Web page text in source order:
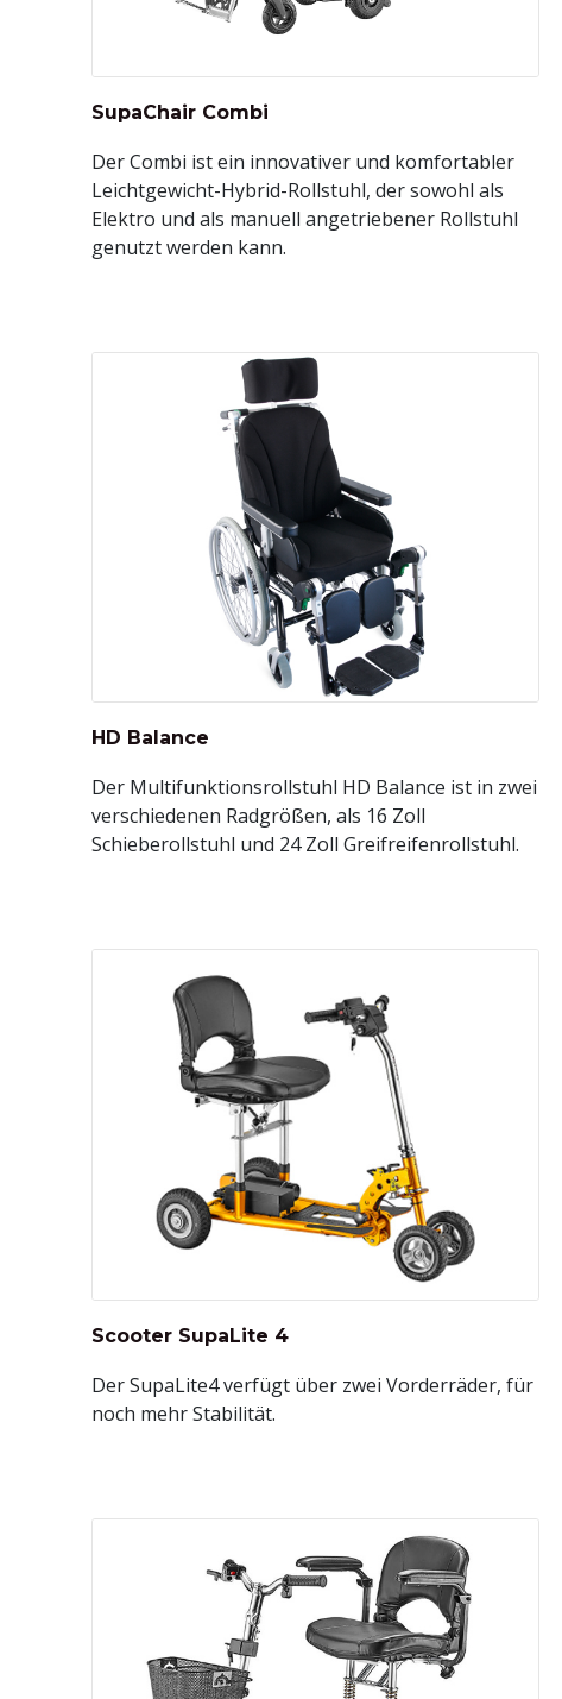
SupaChair Combi
Der Combi ist ein innovativer und komfortabler
Leichtgewicht-Hybrid-Rollstuhl, der sowohl als
Elektro und als manuell angetriebener Rollstuhl
genutzt werden kann.
HD Balance
Der Multifunktionsrollstuhl HD Balance ist in zwei
verschiedenen Radgrößen, als 16 Zoll
Schieberollstuhl und 24 Zoll Greifreifenrollstuhl.
Scooter SupaLite 4
Der SupaLite4 verfügt über zwei Vorderräder, für
noch mehr Stabilität.